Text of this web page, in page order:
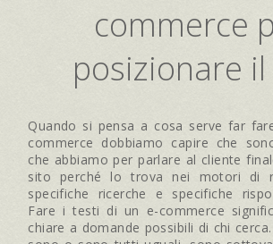
commerce
posizionare
Quando si pensa a cosa serve far
commerce dobbiamo capire che
che abbiamo per parlare al cliente
sito perché lo trova nei motori di
specifiche ricerche e specifiche
Fare i testi di un e-commerce
chiare a domande possibili di chi